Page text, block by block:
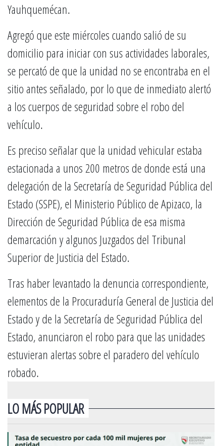
Yauhquemécan.
Agregó que este miércoles cuando salió de su
domicilio para iniciar con sus actividades laborales,
se percató de que la unidad no se encontraba en el
sitio antes señalado, por lo que de inmediato alertó
a los cuerpos de seguridad sobre el robo del
vehículo.
Es preciso señalar que la unidad vehicular estaba
estacionada a unos 200 metros de donde está una
delegación de la Secretaría de Seguridad Pública del
Estado (SSPE), el Ministerio Público de Apizaco, la
Dirección de Seguridad Pública de esa misma
demarcación y algunos Juzgados del Tribunal
Superior de Justicia del Estado.
Tras haber levantado la denuncia correspondiente,
elementos de la Procuraduría General de Justicia del
Estado y de la Secretaría de Seguridad Pública del
Estado, anunciaron el robo para que las unidades
estuvieran alertas sobre el paradero del vehículo
robado.
LO MÁS POPULAR